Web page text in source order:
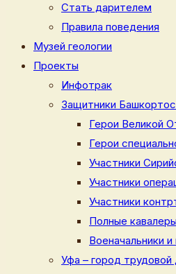
Стать дарителем
Правила поведения
Музей геологии
Проекты
Инфотрак
Защитники
Герои Великой
Герои
Участники
Участники
Участники
Полные
Военачальники
Уфа – город трудовой